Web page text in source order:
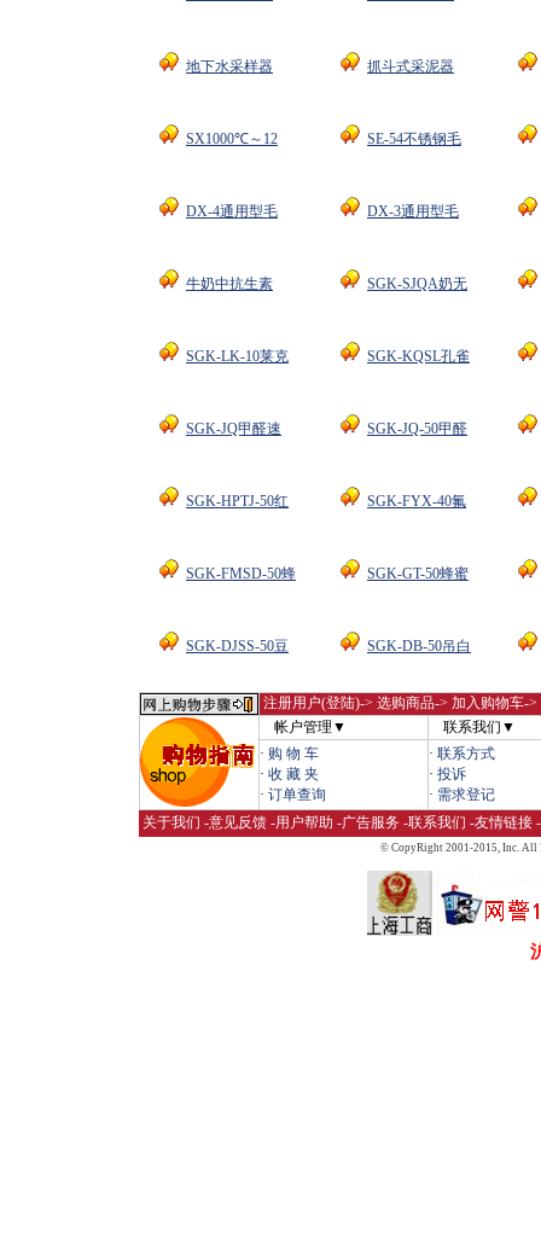
地下水采样器 抓斗式采泥器
SX1000℃～12 SE-54不锈钢毛
DX-4通用型毛 DX-3通用型毛
牛奶中抗生素 SGK-SJQA奶无
SGK-LK-10莱克 SGK-KQSL孔雀
SGK-JQ甲醛速 SGK-JQ-50甲醛
SGK-HPTJ-50红 SGK-FYX-40氟
SGK-FMSD-50蜂 SGK-GT-50蜂蜜
SGK-DJSS-50豆 SGK-DB-50吊白
注册用户(登陆)-> 选购商品-> 加入购物车-
帐户管理▼
联系我们▼
· 购 物 车
· 收 藏 夹
· 订单查询
· 联系方式
· 投诉
· 需求登记
关于我们 -意见反馈 -用户帮助 -广告服务 -联系我们 -友情链接 -
© CopyRight 2001-2015,Inc. All